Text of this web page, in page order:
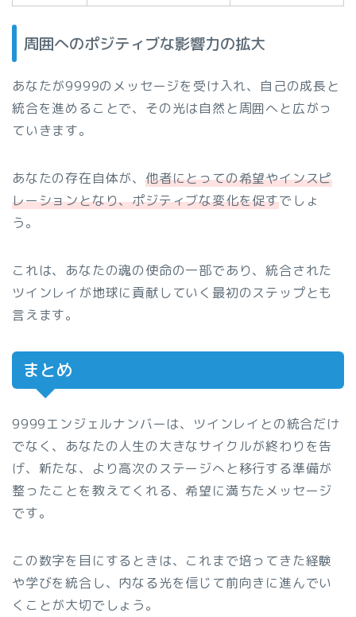
周囲へのポジティブな影響力の拡大
あなたが9999のメッセージを受け入れ、自己の成長と
統合を進めることで、その光は自然と周囲へと広がっ
ていきます。
あなたの存在自体が、 他者にとっての希望やインスピ
レーションとなり、ポジティブな変化を促すでしょ
う。
これは、あなたの魂の使命の一部であり、統合された
ツインレイが地球に貢献していく最初のステップとも
言えます。
まとめ
9999エンジェルナンバーは、ツインレイとの統合だけ
でなく、あなたの人生の大きなサイクルが終わりを告
げ、新たな、より高次のステージへと移行する準備が
整ったことを教えてくれる、希望に満ちたメッセージ
です。
この数字を目にするときは、これまで培ってきた経験
や学びを統合し、内なる光を信じて前向きに進んでい
くことが大切でしょう。